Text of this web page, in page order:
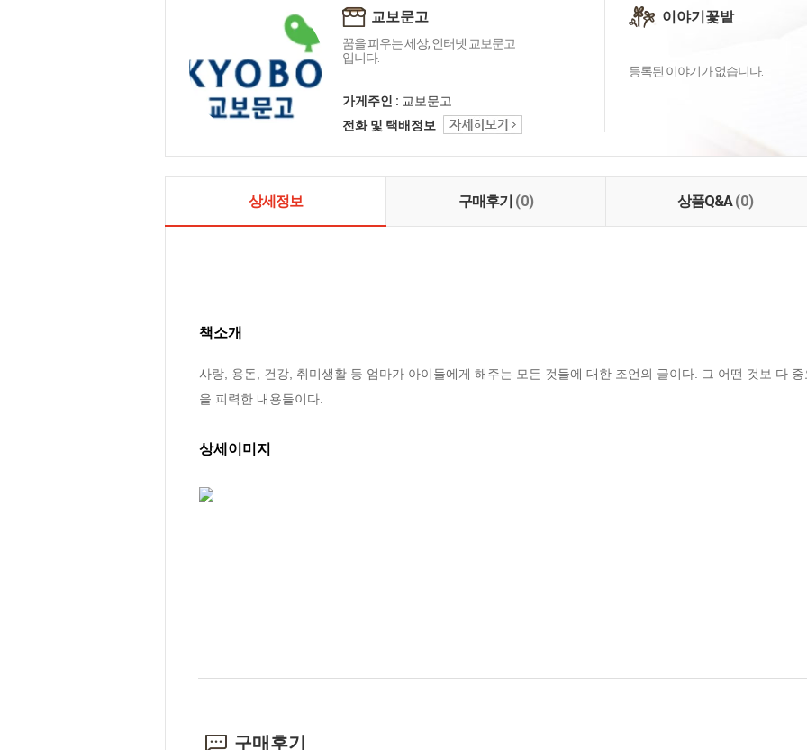
교보문고
꿈을 피우는 세상, 인터넷 교보문고
입니다.
가게주인 : 교보문고
전화 및 택배정보
이야기꽃밭
등록된 이야기가 없습니다.
상세정보 구매후기 (0) 상품Q&A(0)
책소개
사랑, 용돈, 건강, 취미생활 등 엄마가 아이들에게 해주는 모든 것들에 대한 조언의 글이다. 그 어떤 것보 다
을 피력한 내용들이다.
상세이미지
구매후기